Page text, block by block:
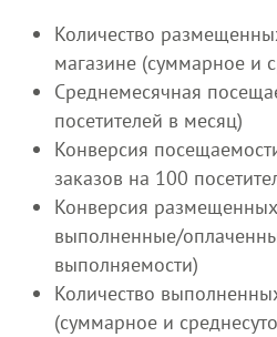
Количество
магазине (суммарное и
Среднемесячная
посетителей в месяц)
Конверсия
заказов на 100
Конверсия
выполненные/
выполняемости)
Количество
(суммарное и